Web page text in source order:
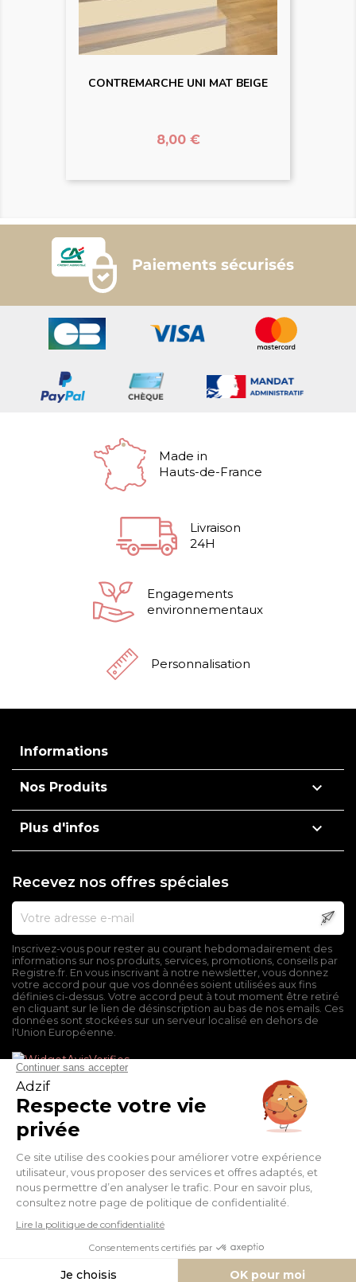
CONTREMARCHE UNI MAT BEIGE
Prix
8,00 €
Made in
Hauts-de-France
Livraison
24H
Engagements
environnementaux
Personnalisation
Informations
Nos Produits 
Plus d'infos 
Recevez nos offres spéciales
Inscrivez-vous pour rester au courant hebdomadairement des
informations sur nos produits, services, promotions, conseils par
Registre.fr. En vous inscrivant à notre newsletter, vous donnez
votre accord pour que vos données soient utilisées aux fins
définies ci-dessus. Votre accord peut à tout moment être retiré
en cliquant sur le lien de désinscription au bas de nos emails. Ces
données sont stockées sur un serveur localisé en dehors de
l'Union Européenne.
Conditions générales de vente
Politique de confidentialité
FacebookTwitter